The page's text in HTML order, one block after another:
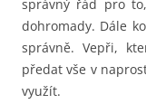
správný řád pro
dohromady. Dále
správně. Vepři,
předat vše v
využít.